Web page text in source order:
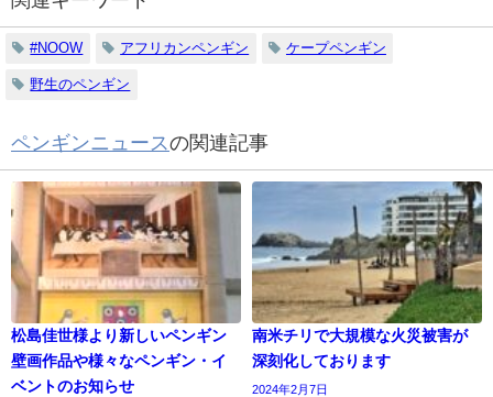
#NOOW アフリカンペンギン ケープペンギン
野生のペンギン
ペンギンニュースの関連記事
松島佳世様より新しいペンギン
壁画作品や様々なペンギン・イ
ベントのお知らせ
南米チリで大規模な火災被害が
深刻化しております
2024年2月7日